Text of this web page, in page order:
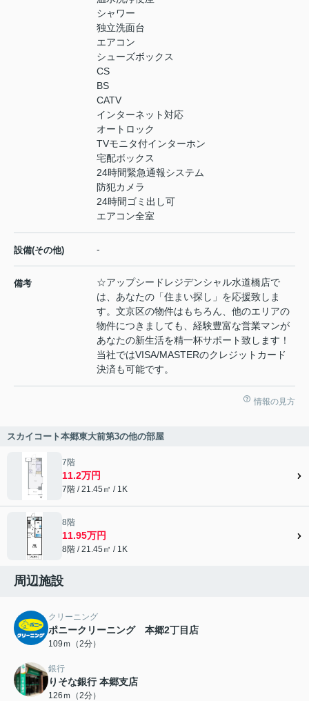
シャワー
独立洗面台
エアコン
シューズボックス
CS
BS
CATV
インターネット対応
オートロック
TVモニタ付インターホン
宅配ボックス
24時間緊急通報システム
防犯カメラ
24時間ゴミ出し可
エアコン全室
設備(その他) -
備考
☆アップシードレジデンシャル水道橋店で
は、あなたの「住まい探し」を応援致しま
す。文京区の物件はもちろん、他のエリアの
物件につきましても、経験豊富な営業マンが
あなたの新生活を精一杯サポート致します！
当社ではVISA/MASTERのクレジットカード
決済も可能です。
情報の見方
スカイコート本郷東大前第3の他の部屋
7階
11.2万円
7階 / 21.45㎡ / 1K
8階
11.95万円
8階 / 21.45㎡ / 1K
周辺施設
クリーニング
ポニークリーニング 本郷2丁目店
109ｍ（2分）
銀行
りそな銀行 本郷支店
126ｍ（2分）